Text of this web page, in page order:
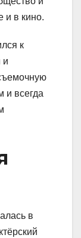
и в кино.
к
и
и всегда
в